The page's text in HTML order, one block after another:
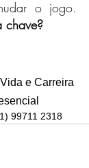
chave?
e Carreira
99711 2318